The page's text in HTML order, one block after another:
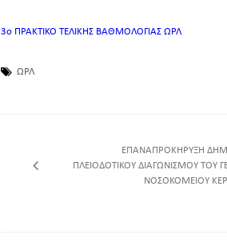
3ο ΠΡΑΚΤΙΚΟ ΤΕΛΙΚΗΣ ΒΑΘΜΟΛΟΓΙΑΣ ΩΡΛ
ΩΡΛ
ΕΠΑΝΑΠΡΟΚΗΡΥΞΗ
ΠΛΕΙΟΔΟΤΙΚΟΥ ΔΙΑΓΩΝΙΣΜΟΥ ΤΟΥ
ΝΟΣΟΚΟΜΕΙΟΥ